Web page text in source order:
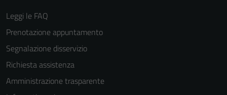
Leggi le FAQ
Prenotazione appuntamento
Segnalazione disservizio
Richiesta assistenza
Amministrazione trasparente